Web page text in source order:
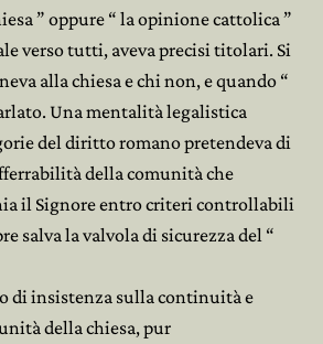
” oppure “ la opinione cattolica ”
verso tutti, aveva precisi titolari. Si
alla chiesa e chi non, e quando “
Una mentalità legalistica
del diritto romano pretendeva di
della comunità che
il Signore entro criteri controllabili
salva la valvola di sicurezza del “
di insistenza sulla continuità e
della chiesa, pur